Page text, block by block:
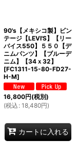
90's【メキシコ製】ビン
テージ【LEVI'S】【リー
バイス550】５５０【デ
ニムパンツ】【ブルーデ
ニム】【34ｘ32】
[FC1311-15-80-FD27-
H-M]
16,800円(税別)
(税込 : 18,480円)
カートに入れる